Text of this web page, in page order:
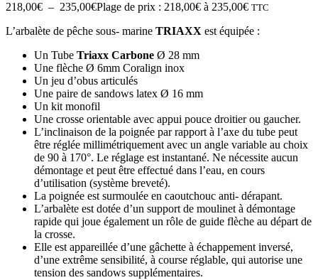
218,00€ – 235,00€Plage de prix : 218,00€ à 235,00€ TTC
L’arbalète de pêche sous- marine TRIAXX est équipée :
Un Tube Triaxx Carbone Ø 28 mm
Une flèche Ø 6mm Coralign inox
Un jeu d’obus articulés
Une paire de sandows latex Ø 16 mm
Un kit monofil
Une crosse orientable avec appui pouce droitier ou gaucher.
L’inclinaison de la poignée par rapport à l’axe du tube peut
être réglée millimétriquement avec un angle variable au choix
de 90 à 170°. Le réglage est instantané. Ne nécessite aucun
démontage et peut être effectué dans l’eau, en cours
d’utilisation (système breveté).
La poignée est surmoulée en caoutchouc anti- dérapant.
L’arbalète est dotée d’un support de moulinet à démontage
rapide qui joue également un rôle de guide flèche au départ de
la crosse.
Elle est appareillée d’une gâchette à échappement inversé,
d’une extrême sensibilité, à course réglable, qui autorise une
tension des sandows supplémentaires.